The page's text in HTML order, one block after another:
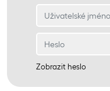
Zobrazit heslo